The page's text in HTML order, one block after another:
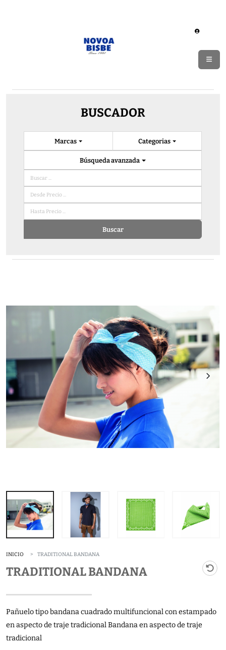
BUSCADOR
Categorias
Marcas
Búsqueda avanzada
Buscar
INICIO TRADITIONAL BANDANA
TRADITIONAL BANDANA
Pañuelo tipo bandana cuadrado multifuncional con estampado
en aspecto de traje tradicional Bandana en aspecto de traje
tradicional